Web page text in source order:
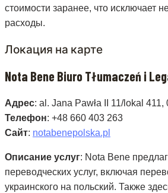
стоимости заранее, что исключает
расходы.
Локация на карте
Nota Bene Biuro Tłumaczeń i
Адрес: al. Jana Pawła II 11/lokal 411,
Телефон: +48 660 403 263
Сайт: notabenepolska.pl
Описание услуг: Nota Bene
переводческих услуг, включая
украинского на польский. Также